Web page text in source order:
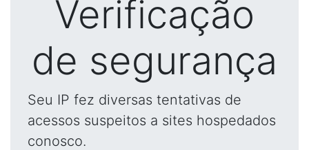
Verificação
de segurança
Seu IP fez diversas tentativas de
acessos suspeitos a sites hospedados
conosco.